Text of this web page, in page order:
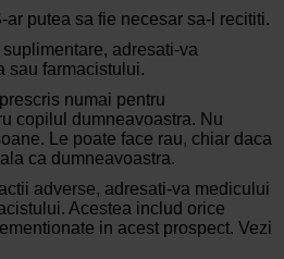
ar putea sa fie necesar sa-l recititi.
adresati-va
sau farmacistului.
numai pentru
copilul dumneavoastra. Nu
Le poate face rau, chiar daca
ca dumneavoastra.
adverse, adresati-va medicului
Acestea includ orice
in acest prospect. Vezi